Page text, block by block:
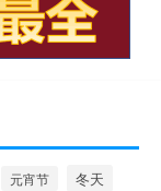
元宵节 冬天